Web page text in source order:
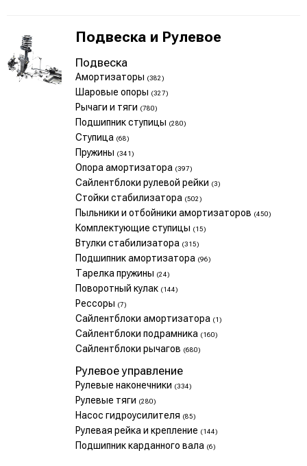
Подвеска и Рулевое
Подвеска
Амортизаторы (382)
Шаровые опоры (327)
Рычаги и тяги (780)
Подшипник ступицы (280)
Ступица (68)
Пружины (341)
Опора амортизатора (397)
Сайлентблоки рулевой рейки (3)
Стойки стабилизатора (502)
Пыльники и отбойники амортизаторов (450)
Комплектующие ступицы (15)
Втулки стабилизатора (315)
Подшипник амортизатора (96)
Тарелка пружины (24)
Поворотный кулак (144)
Рессоры (7)
Сайлентблоки амортизатора (1)
Сайлентблоки подрамника (160)
Сайлентблоки рычагов (680)
Рулевое управление
Рулевые наконечники (334)
Рулевые тяги (280)
Насос гидроусилителя (85)
Рулевая рейка и крепление (144)
Подшипник карданного вала (6)